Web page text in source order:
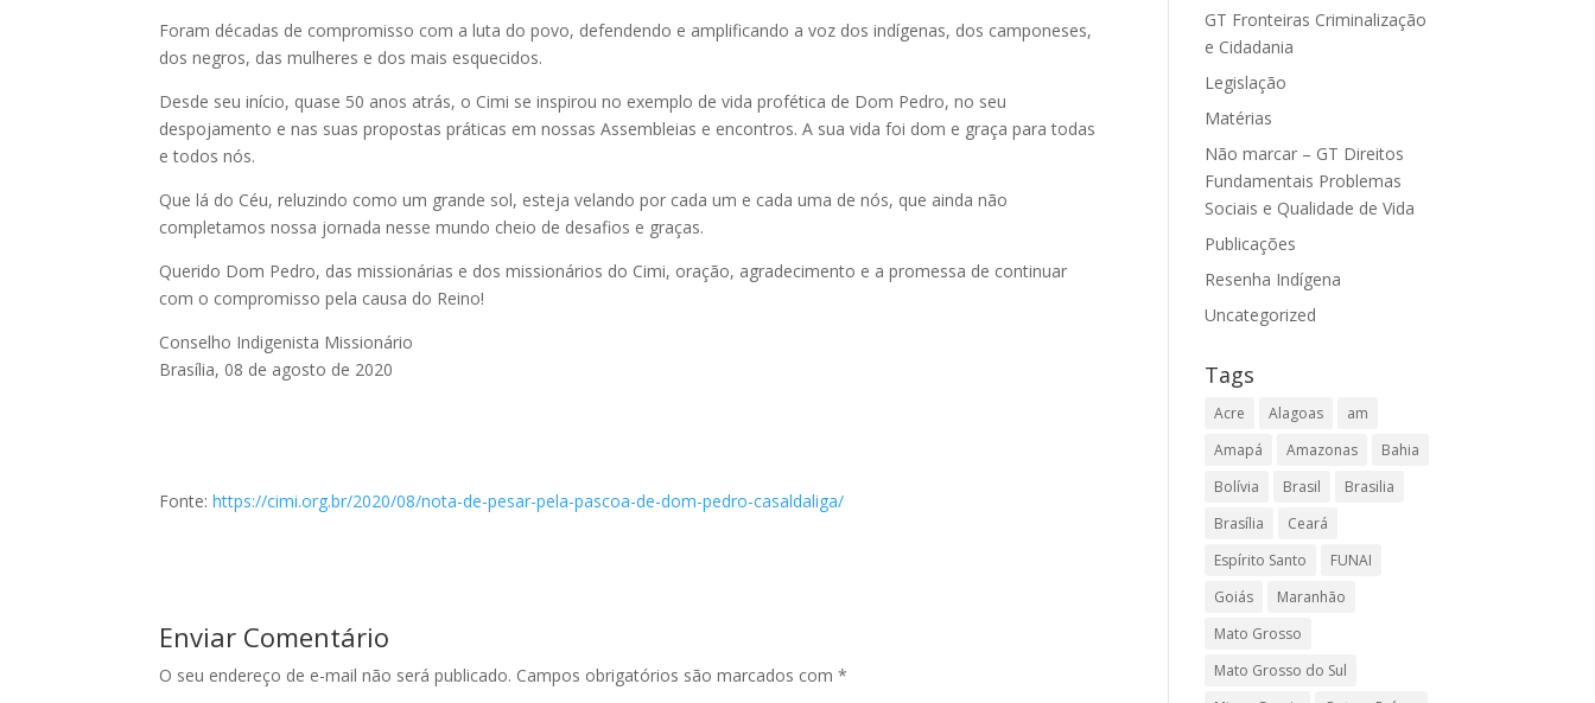
Foram décadas de compromisso com a luta do povo, defendendo e amplificando a voz dos indígenas, dos camponeses,
dos negros, das mulheres e dos mais esquecidos.
Desde seu início, quase 50 anos atrás, o Cimi se inspirou no exemplo de vida profética de Dom Pedro, no seu
despojamento e nas suas propostas práticas em nossas Assembleias e encontros. A sua vida foi dom e graça para todas
e todos nós.
Que lá do Céu, reluzindo como um grande sol, esteja velando por cada um e cada uma de nós, que ainda não
completamos nossa jornada nesse mundo cheio de desafios e graças.
Querido Dom Pedro, das missionárias e dos missionários do Cimi, oração, agradecimento e a promessa de continuar
com o compromisso pela causa do Reino!
Conselho Indigenista Missionário
Brasília, 08 de agosto de 2020
Fonte:https://cimi.org.br/2020/08/nota-de-pesar-pela-pascoa-de-dom-pedro-casaldaliga/
Enviar Comentário
O seu endereço de e-mail não será publicado. Campos obrigatórios são marcados com*
GT Fronteiras Criminalização
e Cidadania
Legislação
Matérias
Não marcar – GT Direitos
Fundamentais Problemas
Sociais e Qualidade de Vida
Publicações
Resenha Indígena
Uncategorized
Tags
Acre Alagoas
am
Amapá
Amazonas
Bahia
Bolívia
Brasil
Brasilia
Brasília
Ceará
Espírito Santo
FUNAI
Goiás
Maranhão
Mato Grosso
Mato Grosso do Sul